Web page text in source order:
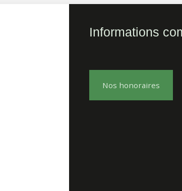
Informations
Nos honoraires